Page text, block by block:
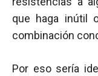
que haga inútil
combinación
Por eso sería